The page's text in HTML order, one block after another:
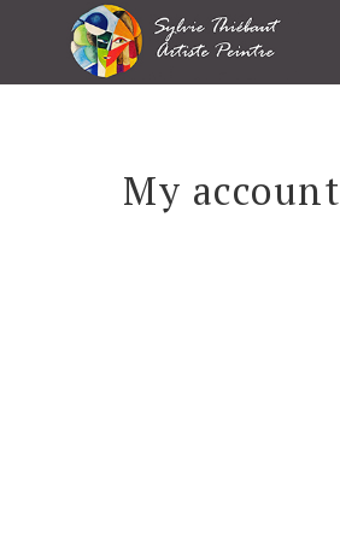
content
My account